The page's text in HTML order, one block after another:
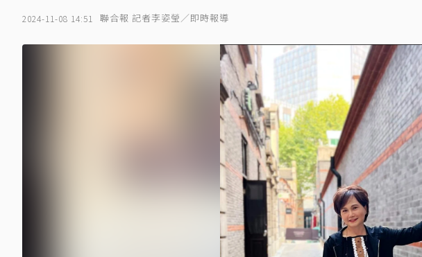
2024-11-08 14:51 聯合報 記者李姿瑩／即時報導